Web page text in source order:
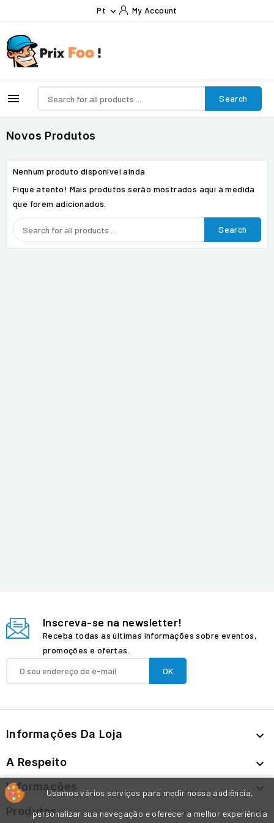
Pt  My Account
 Search
Novos Produtos
Nenhum produto disponível ainda
Fique atento! Mais produtos serão mostrados aqui à medida
que forem adicionados.
Search
Inscreva-se na newsletter!
Receba todas as últimas informações sobre eventos,
promoções e ofertas.
Informações Da Loja 
A Respeito 
Informações 
Produtos 
Usamos vários serviços para medir nossa audiência,
personalizar sua navegação e oferecer a melhor experiência